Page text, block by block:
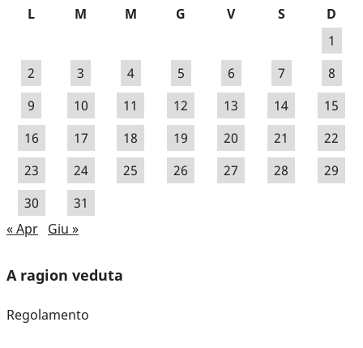
L M M G V S
D
1
2
3 4 5 6 7
8
9
10 11 12 13 14
15
16
17 18 19 20 21
22
23
24 25 26 27 28
29
30
31
« Apr Giu »
A ragion veduta
Regolamento